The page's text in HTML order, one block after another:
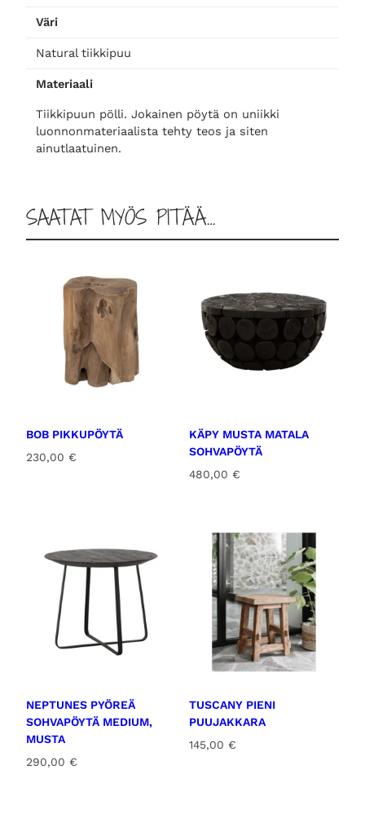
Väri
Natural tiikkipuu
Materiaali
Tiikkipuun pölli. Jokainen pöytä on uniikki
luonnonmateriaalista tehty teos ja siten
ainutlaatuinen.
SAATAT MYÖS PITÄÄ…
BOB PIKKUPÖYTÄ
230,00 €
KÄPY MUSTA MATALA
SOHVAPÖYTÄ
480,00 €
NEPTUNES PYÖREÄ
SOHVAPÖYTÄ MEDIUM,
MUSTA
290,00 €
TUSCANY PIENI
PUUJAKKARA
145,00 €